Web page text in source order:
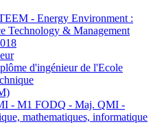
- Energy Environment :
Technology & Management
d'ingénieur de l'Ecole
- M1 FODQ - Maj. QMI -
mathematiques, informatique